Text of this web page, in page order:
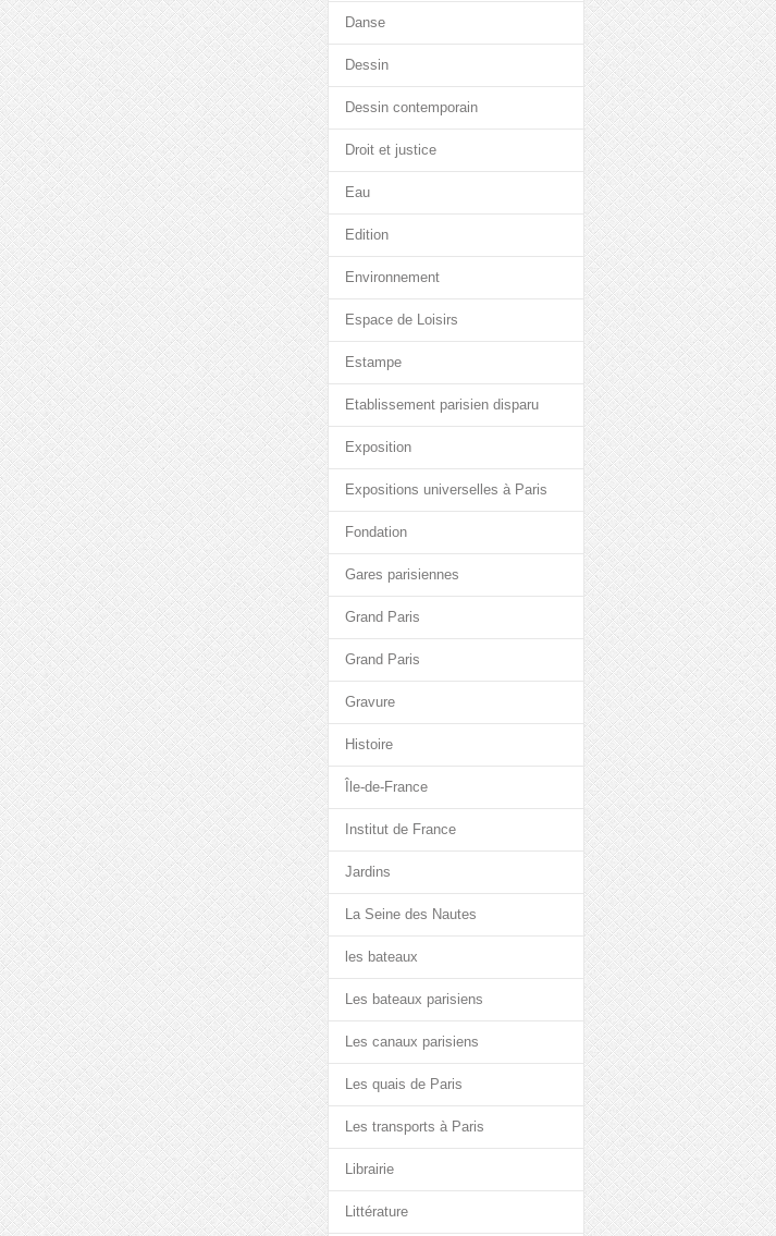
Danse
Dessin
Dessin contemporain
Droit et justice
Eau
Edition
Environnement
Espace de Loisirs
Estampe
Etablissement parisien disparu
Exposition
Expositions universelles à Paris
Fondation
Gares parisiennes
Grand Paris
Grand Paris
Gravure
Histoire
Île-de-France
Institut de France
Jardins
La Seine des Nautes
les bateaux
Les bateaux parisiens
Les canaux parisiens
Les quais de Paris
Les transports à Paris
Librairie
Littérature